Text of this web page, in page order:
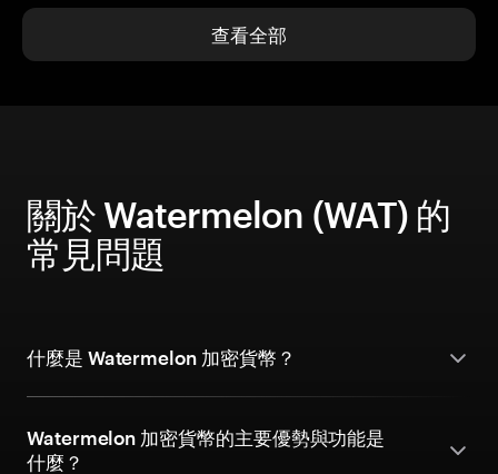
查看全部
關於 Watermelon (WAT) 的
常見問題
什麼是 Watermelon 加密貨幣？
Watermelon 加密貨幣的主要優勢與功能是
什麼？